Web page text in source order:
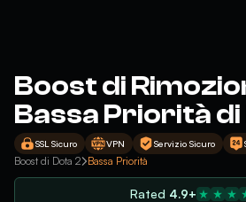
Boost di
Bassa Priorità
SSL Sicuro VPN Servizio Sicuro
Boost di Dota 2 Bassa Priorità
Rated 4.9+